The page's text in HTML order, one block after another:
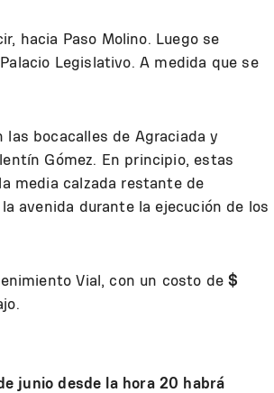
hacia Paso Molino. Luego se
Legislativo. A medida que se
bocacalles de Agraciada y
Gómez. En principio, estas
media calzada restante de
avenida durante la ejecución de los
Vial, con un costo de$
junio desde la hora 20 habrá